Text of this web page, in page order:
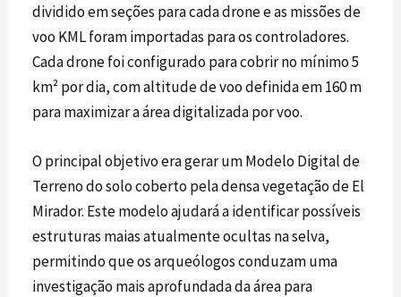
dividido em seções para cada drone e as missões de
voo KML foram importadas para os controladores.
Cada drone foi configurado para cobrir no mínimo 5
km² por dia, com altitude de voo definida em 160 m
para maximizar a área digitalizada por voo.
O principal objetivo era gerar um Modelo Digital de
Terreno do solo coberto pela densa vegetação de El
Mirador. Este modelo ajudará a identificar possíveis
estruturas maias atualmente ocultas na selva,
permitindo que os arqueólogos conduzam uma
investigação mais aprofundada da área para